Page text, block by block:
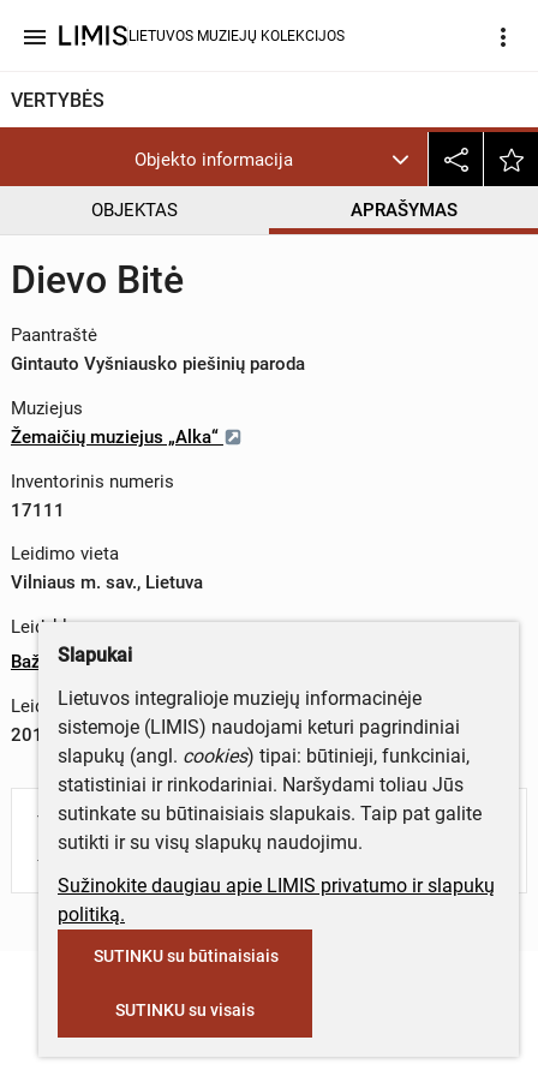
menu LIETUVOS MUZIEJŲ KOLEKCIJOS more_vert
VERTYBĖS
Objekto informacija
OBJEKTAS APRAŠYMAS
Dievo Bitė
Paantraštė
Gintauto Vyšniausko piešinių paroda
Muziejus
Žemaičių muziejus „Alka“
Inventorinis numeris
17111
Leidimo vieta
Vilniaus m. sav., Lietuva
Leidykla
Bažnytinio paveldo muziejus
Leidimo metai
2017 m.
Turite daugiau informacijos apie objektą?
Parašykite mums!
Slapukai
Lietuvos integralioje muziejų informacinėje
sistemoje (LIMIS) naudojami keturi pagrindiniai
slapukų (angl. cookies) tipai: būtinieji, funkciniai,
statistiniai ir rinkodariniai. Naršydami toliau Jūs
sutinkate su būtinaisiais slapukais. Taip pat galite
sutikti ir su visų slapukų naudojimu.
Sužinokite daugiau apie LIMIS privatumo ir slapukų
politiką.
SUTINKU su būtinaisiais
SUTINKU su visais